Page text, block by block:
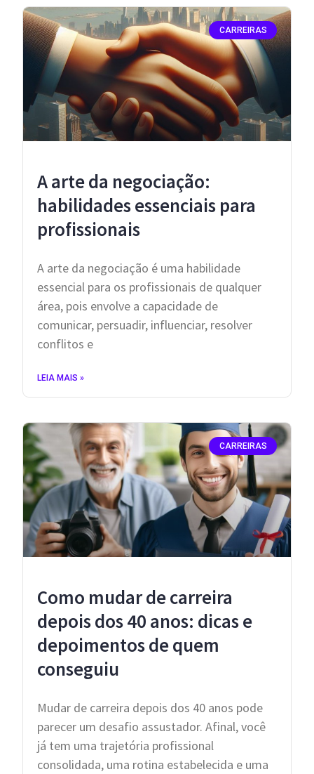
CARREIRAS
A arte da negociação:
habilidades essenciais para
profissionais
A arte da negociação é uma habilidade
essencial para os profissionais de qualquer
área, pois envolve a capacidade de
comunicar, persuadir, influenciar, resolver
conflitos e
LEIA MAIS »
CARREIRAS
Como mudar de carreira
depois dos 40 anos: dicas e
depoimentos de quem
conseguiu
Mudar de carreira depois dos 40 anos pode
parecer um desafio assustador. Afinal, você
já tem uma trajetória profissional
consolidada, uma rotina estabelecida e uma